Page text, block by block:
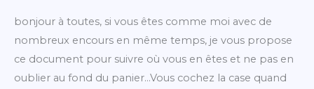
bonjour à toutes, si vous êtes comme moi avec de
nombreux encours en même temps, je vous propose
ce document pour suivre où vous en êtes et ne pas en
oublier au fond du panier…Vous cochez la case quand
nouvelle
fiche
outil!